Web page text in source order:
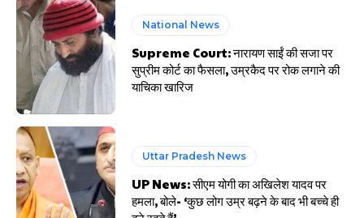
National News
Supreme Court: नारायण साईं की सजा पर
सुप्रीम कोर्ट का फैसला, उम्रकैद पर रोक लगाने की
याचिका खारिज
Uttar Pradesh News
UP News: सीएम योगी का अखिलेश यादव पर
हमला, बोले- ‘कुछ लोग उम्र बढ़ने के बाद भी बच्चे ही